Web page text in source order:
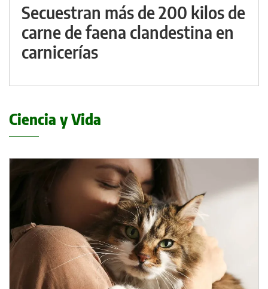
Secuestran más de 200 kilos de
carne de faena clandestina en
carnicerías
Ciencia y Vida